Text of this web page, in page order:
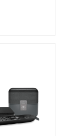
Engagement 12 mois